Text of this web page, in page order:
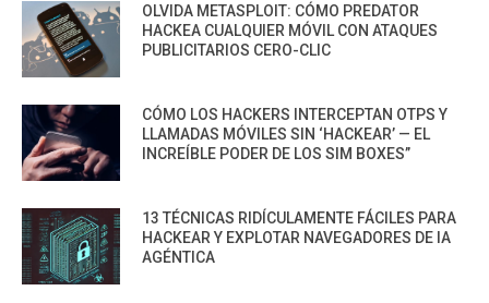
OLVIDA METASPLOIT: CÓMO PREDATOR
HACKEA CUALQUIER MÓVIL CON ATAQUES
PUBLICITARIOS CERO-CLIC
CÓMO LOS HACKERS INTERCEPTAN OTPS Y
LLAMADAS MÓVILES SIN ‘HACKEAR’ — EL
INCREÍBLE PODER DE LOS SIM BOXES”
13 TÉCNICAS RIDÍCULAMENTE FÁCILES PARA
HACKEAR Y EXPLOTAR NAVEGADORES DE IA
AGÉNTICA